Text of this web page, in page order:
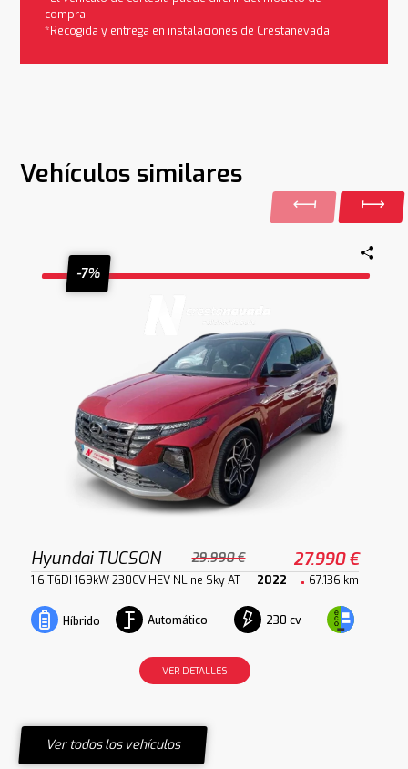
compra
*Recogida y entrega en instalaciones de Crestanevada
Vehículos similares
-7%
Hyundai TUCSON 29.990 € 27.990 €
1.6 TGDI 169kW 230CV HEV NLine Sky AT 2022 67.136 km
Híbrido Automático 230 cv
VER DETALLES
Ver todos los vehículos